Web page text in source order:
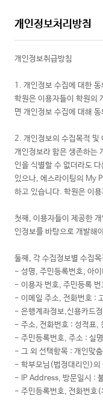
개인정보처리방침
개인정보취급방침
1. 개인정보 수집에 대한 동
학원은 이용자들이 학원의
면 개인정보 수집에 대해
2. 개인정보의 수집목적 및
개인정보라 함은 생존하는
인을 식별할 수 없더라도
있으나, 에스라이팅의 My
하고 있습니다. 학원은 이
첫째, 이용자들이 제공한
인정보를 바탕으로 개발해
둘째, 각 수집정보별 수집
- 성명, 주민등록번호, 아
- 이용자 번호, 주민등록
- 이메일 주소, 전화번호 :
- 은행계좌정보,신용카드
- 주소, 전화번호 : 성적표,
- 주민등록번호, 주소 : 실
- 그 외 선택항목 : 개인맞
- 학부모님(법정대리인)의
- IP Address, 방문일시 :
- 주민등록번호, 전화번호(